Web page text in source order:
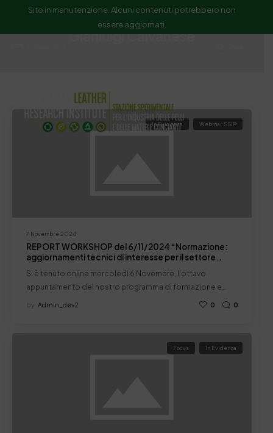
Sito in manutenzione. Alcuni contenuti potrebbero non
essere aggiornati.
Gianluigi Calvanese
7 Novembre 2024
In Evidenza Webinar SSIP
REPORT WORKSHOP del 6/11/2024 “Normazione:
aggiornamenti tecnici di interesse per il settore
Si è tenuto online mercoledì 6 Novembre, l'ottavo
appuntamento del nostro programma di formazione e…
by Admin_dev2 0 0
Focus In Evidenza